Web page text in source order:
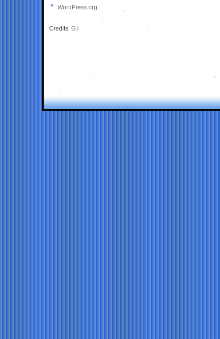
WordPress.org
Credits: G.I